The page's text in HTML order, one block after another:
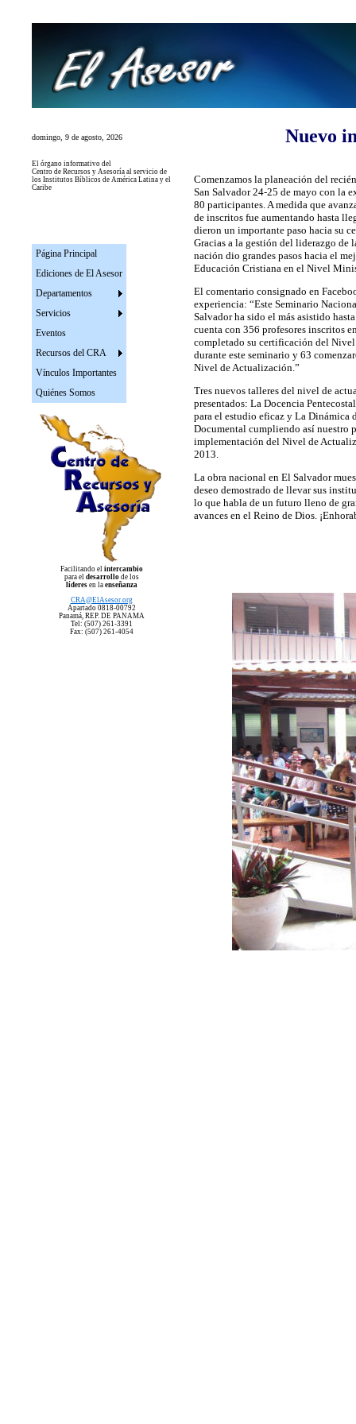
domingo, 9 de agosto, 2026
El órgano informativo del
Centro de Recursos y Asesoría al servicio de
los Institutos Bíblicos de América Latina y el
Caribe
Página Principal
Ediciones de El Asesor
Departamentos
Servicios
Eventos
Recursos del CRA
Vínculos Importantes
Quiénes Somos
Facilitando el intercambio
para el desarrollode los
líderesen la enseñanza
CRA@ElAsesor.org
Apartado 0818-00792
Panamá, REP. DE PANAMA
Tel: (507) 261-3391
Fax: (507) 261-4054
Nuevo
Comenzamos la planeación del
San Salvador 24-25 de mayo con la
80 participantes. A medida que
de inscritos fue aumentando hasta
dieron un importante paso hacia su
Gracias a la gestión del liderazgo de
nación dio grandes pasos hacia el
Educación Cristiana en el Nivel
El comentario consignado en
experiencia: “Este Seminario
Salvador ha sido el más asistido
cuenta con 356 profesores inscritos
completado su certificación del
durante este seminario y 63
Nivel de Actualización.”
Tres nuevos talleres del nivel de
presentados: La Docencia
para el estudio eficaz y La Dinámica
Documental cumpliendo así nuestro
implementación del Nivel de
2013.
La obra nacional en El Salvador
deseo demostrado de llevar sus
lo que habla de un futuro lleno de
avances en el Reino de Dios.